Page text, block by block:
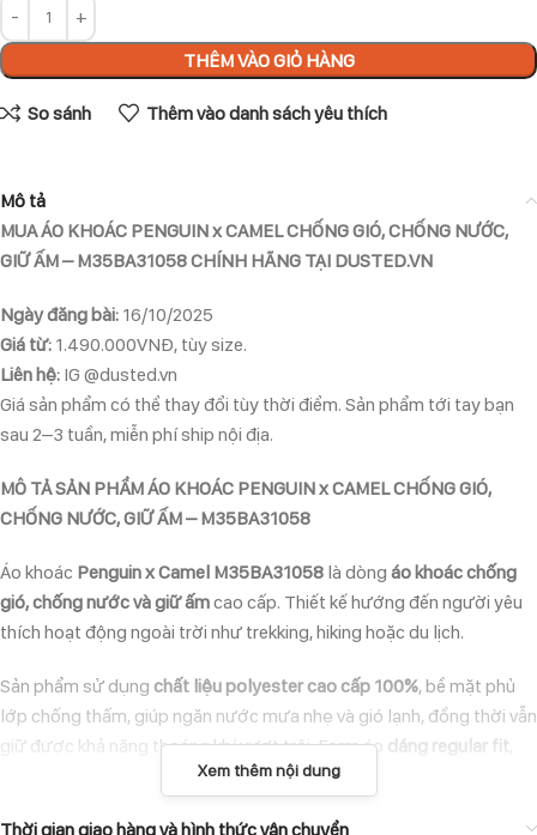
THÊM VÀO GIỎ HÀNG
So sánh Thêm vào danh sách yêu thích
Mô tả
MUA ÁO KHOÁC PENGUIN x CAMEL CHỐNG GIÓ, CHỐNG NƯỚC,
GIỮ ẤM – M35BA31058 CHÍNH HÃNG TẠI DUSTED.VN
Ngày đăng bài: 16/10/2025
Giá từ: 1.490.000VNĐ, tùy size.
Liên hệ: IG @dusted.vn
Giá sản phẩm có thể thay đổi tùy thời điểm. Sản phẩm tới tay bạn
sau 2–3 tuần, miễn phí ship nội địa.
MÔ TẢ SẢN PHẨM ÁO KHOÁC PENGUIN x CAMEL CHỐNG GIÓ,
CHỐNG NƯỚC, GIỮ ẤM – M35BA31058
Áo khoác Penguin x Camel M35BA31058 là dòng áo khoác chống
gió, chống nước và giữ ấmcao cấp. Thiết kế hướng đến người yêu
thích hoạt động ngoài trời như trekking, hiking hoặc du lịch.
Sản phẩm sử dụng chất liệu polyester cao cấp 100%, bề mặt phủ
lớp chống thấm, giúp ngăn nước mưa nhẹ và gió lạnh, đồng thời vẫn
giữ được khả năng thoáng khí vượt trội. Form áo dáng regular fit
đường may ép keo chống thấmvà
Xem thêm nội dung
Thời gian giao hàng và hình thức vận chuyển